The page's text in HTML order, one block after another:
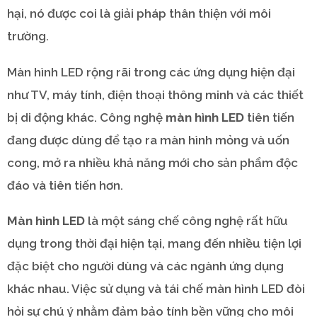
hại, nó được coi là giải pháp thân thiện với môi
trường.
Màn hình LED rộng rãi trong các ứng dụng hiện đại
như TV, máy tính, điện thoại thông minh và các thiết
bị di động khác. Công nghệ màn hình LED tiên tiến
đang được dùng để tạo ra màn hình mỏng và uốn
cong, mở ra nhiều khả năng mới cho sản phẩm độc
đáo và tiên tiến hơn.
Màn hình LED là một sáng chế công nghệ rất hữu
dụng trong thời đại hiện tại, mang đến nhiều tiện lợi
đặc biệt cho người dùng và các ngành ứng dụng
khác nhau. Việc sử dụng và tái chế màn hình LED đòi
hỏi sự chú ý nhằm đảm bảo tính bền vững cho môi